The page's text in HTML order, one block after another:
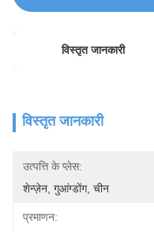
विस्तृत जानकारी
विस्तृत जानकारी
उत्पत्ति के प्लेस:
शेन्ज़ेन, गुआंग्डोंग, चीन
प्रमाणन: